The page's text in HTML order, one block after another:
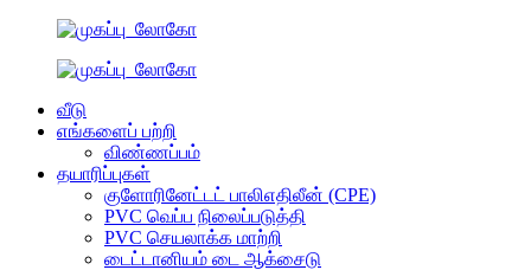
வீடு
எங்களைப் பற்றி
விண்ணப்பம்
தயாரிப்புகள்
குளோரினேட்டட் பாலிஎதிலீன் (CPE)
PVC வெப்ப நிலைப்படுத்தி
PVC செயலாக்க மாற்றி
டைட்டானியம் டை ஆக்சைடு